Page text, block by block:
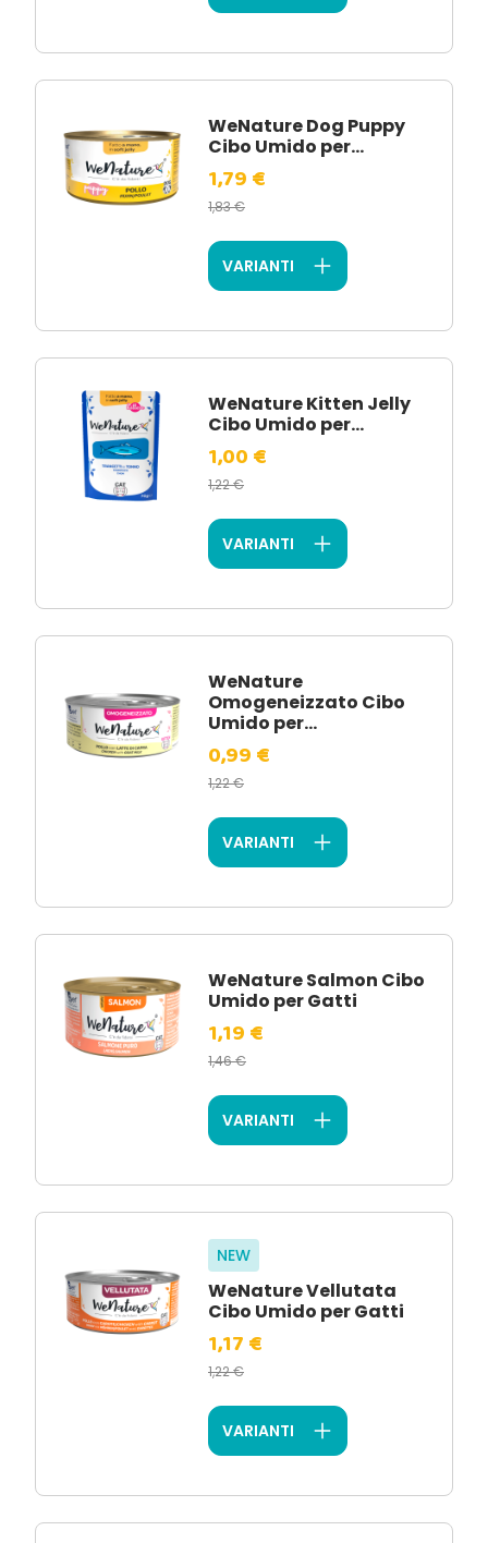
WeNature Dog Puppy
Cibo Umido per...
1,79 €
1,83 €
VARIANTI
WeNature Kitten Jelly
Cibo Umido per...
1,00 €
1,22 €
VARIANTI
WeNature
Omogeneizzato Cibo
Umido per...
0,99 €
1,22 €
VARIANTI
WeNature Salmon Cibo
Umido per Gatti
1,19 €
1,46 €
VARIANTI
NEW
WeNature Vellutata
Cibo Umido per Gatti
1,17 €
1,22 €
VARIANTI